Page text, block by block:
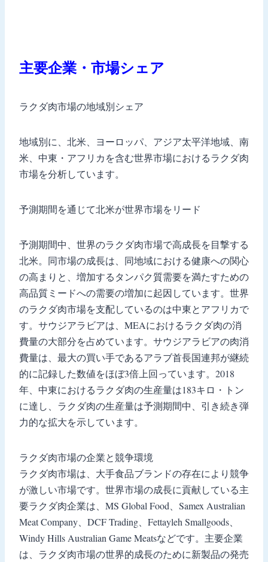
主要企業・市場シェア
ラクダ肉市場の地域別シェア
地域別に、北米、ヨーロッパ、アジア太平洋地域、南
米、中東・アフリカを含む世界市場におけるラクダ肉
市場を分析しています。
予測期間を通じて北米が世界市場をリード
予測期間中、世界のラクダ肉市場で高成長を目撃する
北米。同市場の成長は、同地域における健康への関心
の高まりと、増加するタンパク質需要を満たすための
高品質ミードへの需要の増加に起因しています。世界
のラクダ肉市場を支配しているのは中東とアフリカで
す。サウジアラビアは、MEAにおけるラクダ肉の消
費量の大部分を占めています。サウジアラビアの肉消
費量は、最大の買い手であるアラブ首長国連邦が継続
的に記録した数値をほぼ3倍上回っています。2018
年、中東におけるラクダ肉の生産量は183キロ・トン
に達し、ラクダ肉の生産量は予測期間中、引き続き弾
力的な拡大を示しています。
ラクダ肉市場の企業と競争環境
ラクダ肉市場は、大手食品ブランドの存在により競争
が激しい市場です。世界市場の成長に貢献している主
要ラクダ肉企業は、MS Global Food、Samex Australian
Meat Company、DCF Trading、Fettayleh Smallgoods、
Windy Hills Australian Game Meatsなどです。主要企業
は、ラクダ肉市場の世界的成長のために新製品の発売